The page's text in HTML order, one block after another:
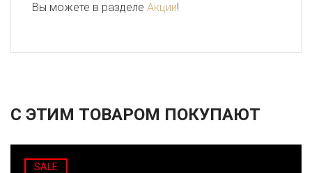
Вы можете в разделе Акции!
С ЭТИМ ТОВАРОМ ПОКУПАЮТ
SALE